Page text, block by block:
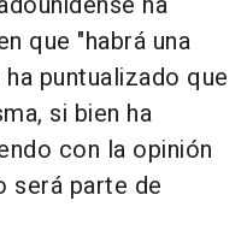
que "habrá una
puntualizado que
si bien ha
con la opinión
será parte de